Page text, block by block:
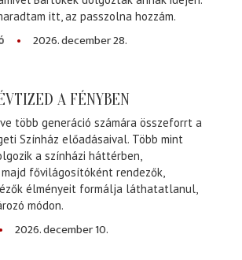
itt, az passzolna hozzám.
2026. december 28.
A FÉNYBEN
több generáció számára összeforrt a
Színház előadásaival. Több mint
a színházi háttérben,
fővilágosítóként rendezők,
élményeit formálja láthatatlanul,
módon.
2026. december 10.